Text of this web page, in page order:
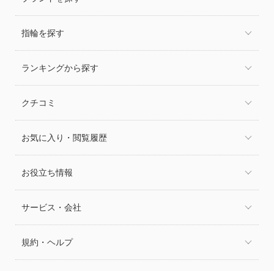
指輪を探す
ランキングから探す
クチコミ
お気に入り・閲覧履歴
お役立ち情報
サービス・会社
規約・ヘルプ